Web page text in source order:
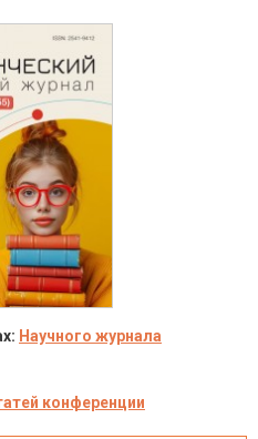
Научного журнала
конференции